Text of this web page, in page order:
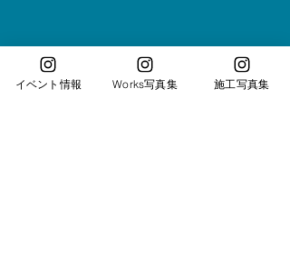
イベント情報 Works写真集 施工写真集